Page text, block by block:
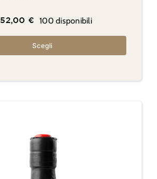
52,00 € 100 disponibili
Scegli